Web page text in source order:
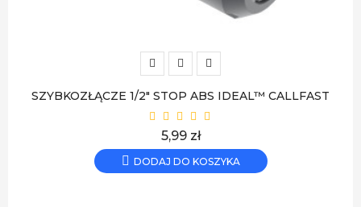
SZYBKOZŁĄCZE 1/2" STOP ABS IDEAL™ CALLFAST
Cena
5,99 zł
DODAJ DO KOSZYKA